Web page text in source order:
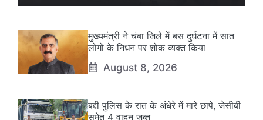
मुख्यमंत्री ने चंबा जिले में बस दुर्घटना में सात
लोगों के निधन पर शोक व्यक्त किया
August 8, 2026
बद्दी पुलिस के रात के अंधेरे में मारे छापे, जेसीबी
समेत 4 वाहन जब्त